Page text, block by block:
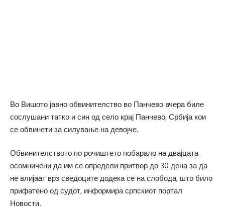
Во Вишото јавно обвинителство во Панчево вчера биле
сослушани татко и син од село крај Панчево, Србија кои
се обвинети за силување на девојче.
Обвинителството по рочиштето побарало на двајцата
осомничени да им се определи притвор до 30 дена за да
не влијаат врз сведоците додека се на слобода, што било
прифатено од судот, информира српскиот портал
Новости.